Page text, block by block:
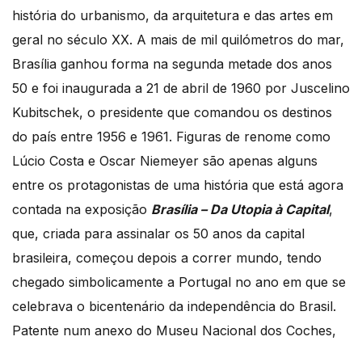
história do urbanismo, da arquitetura e das artes em
geral no século XX. A mais de mil quilómetros do mar,
Brasília ganhou forma na segunda metade dos anos
50 e foi inaugurada a 21 de abril de 1960 por Juscelino
Kubitschek, o presidente que comandou os destinos
do país entre 1956 e 1961. Figuras de renome como
Lúcio Costa e Oscar Niemeyer são apenas alguns
entre os protagonistas de uma história que está agora
contada na exposição Brasília – Da Utopia à Capital,
que, criada para assinalar os 50 anos da capital
brasileira, começou depois a correr mundo, tendo
chegado simbolicamente a Portugal no ano em que se
celebrava o bicentenário da independência do Brasil.
Patente num anexo do Museu Nacional dos Coches,